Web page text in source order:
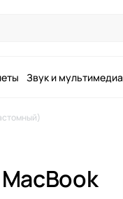
Звук и мультимедиа